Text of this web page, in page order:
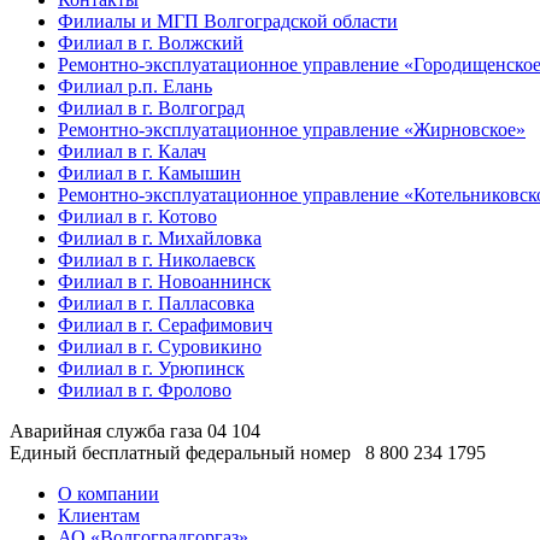
Филиалы и МГП Волгоградской области
Филиал в г. Волжский
Ремонтно-эксплуатационное управление
Филиал р.п. Елань
Филиал в г. Волгоград
Ремонтно-эксплуатационное управление «Жирновское»
Филиал в г. Калач
Филиал в г. Камышин
Ремонтно-эксплуатационное управление
Филиал в г. Котово
Филиал в г. Михайловка
Филиал в г. Николаевск
Филиал в г. Новоаннинск
Филиал в г. Палласовка
Филиал в г. Серафимович
Филиал в г. Суровикино
Филиал в г. Урюпинск
Филиал в г. Фролово
Аварийная служба газа 04 104
Единый бесплатный федеральный номер
8 800 234 1795
О компании
Клиентам